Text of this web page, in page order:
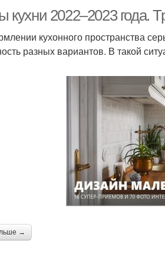
кухни 2022–2023 года.
кухонного пространства
разных вариантов. В такой
→